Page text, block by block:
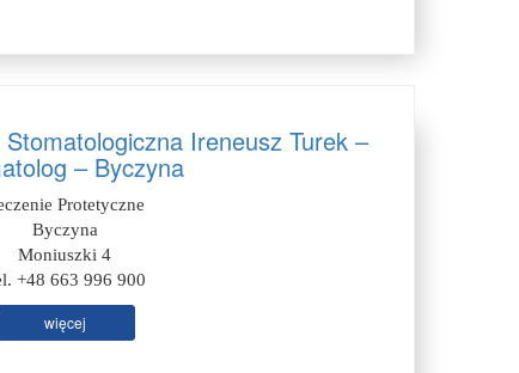
Ireneusz Turek –
– Byczyna
Protetyczne
Byczyna
Moniuszki 4
+48 663 996 900
więcej